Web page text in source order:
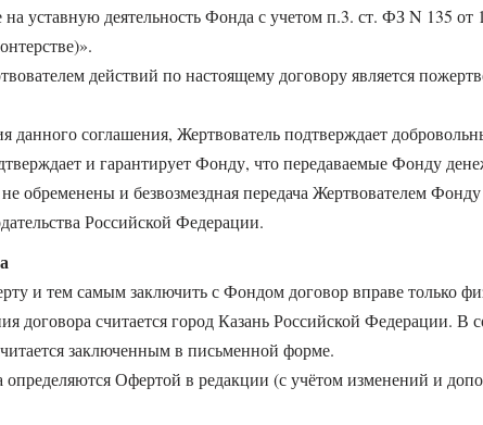
уставную деятельность Фонда с учетом п.3. ст. ФЗ N 135 от
действий по настоящему договору является
данного соглашения, Жертвователь подтверждает
и гарантирует Фонду, что передаваемые Фонду
обременены и безвозмездная передача Жертвователем
Российской Федерации.
и тем самым заключить с Фондом договор вправе только
договора считается город Казань Российской Федерации. В
заключенным в письменной форме.
определяются Офертой в редакции (с учётом изменений и